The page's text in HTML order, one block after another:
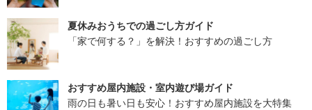
夏休みおうちでの過ごし方ガイド
「家で何する？」を解決！おすすめの過ごし方
おすすめ屋内施設・室内遊び場ガイド
雨の日も暑い日も安心！おすすめ屋内施設を大特集